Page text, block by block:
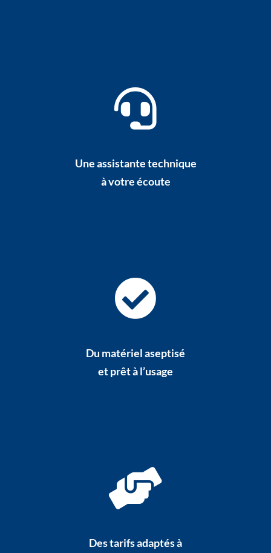
Une assistante technique
à votre écoute
Du matériel aseptisé
et prêt à l’usage
Des tarifs adaptés à